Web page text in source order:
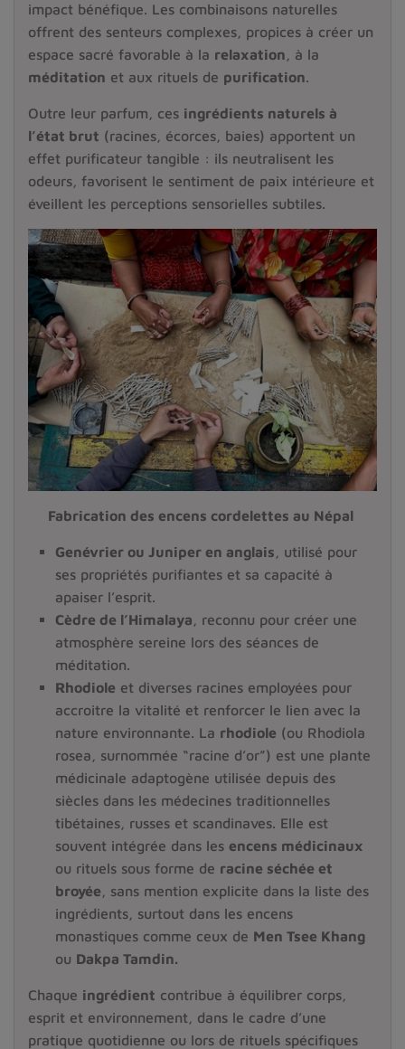
impact bénéfique. Les combinaisons naturelles
offrent des senteurs complexes, propices à créer un
espace sacré favorable à la relaxation , à la
méditation et aux rituels de purification.
Outre leur parfum, ces ingrédients naturels à
l’état brut (racines, écorces, baies) apportent un
effet purificateur tangible : ils neutralisent les
odeurs, favorisent le sentiment de paix intérieure et
éveillent les perceptions sensorielles subtiles.
Fabrication des encens cordelettes au Népal
Genévrier ou Juniper en anglais , utilisé pour
ses propriétés purifiantes et sa capacité à
apaiser l’esprit.
Cèdre de l’Himalaya , reconnu pour créer une
atmosphère sereine lors des séances de
méditation.
Rhodiole et diverses racines employées pour
accroitre la vitalité et renforcer le lien avec la
nature environnante. La rhodiole (ou Rhodiola
rosea , surnommée “racine d’or”) est une plante
médicinale adaptogène utilisée depuis des
siècles dans les médecines traditionnelles
tibétaines, russes et scandinaves. Elle est
souvent intégrée dans les encens médicinaux
ou rituels sous forme de racine séchée et
broyée , sans mention explicite dans la liste des
ingrédients, surtout dans les encens
monastiques comme ceux de Men Tsee Khang
ou Dakpa Tamdin.
Chaque ingrédient contribue à équilibrer corps,
esprit et environnement, dans le cadre d’une
pratique quotidienne ou lors de rituels spécifiques